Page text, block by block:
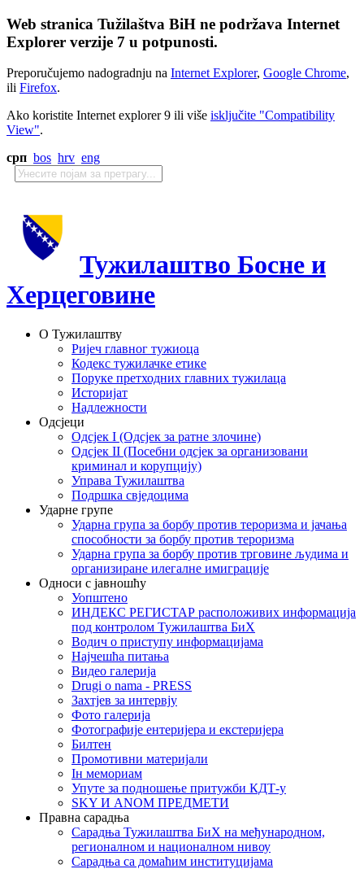
Web stranica Tužilaštva BiH ne podržava Internet
Explorer verzije 7 u potpunosti.
Preporučujemo nadogradnju na Internet Explorer, Google Chrome,
ili Firefox.
Ako koristite Internet explorer 9 ili više isključite "Compatibility
View".
срп bos hrv eng
Тужилаштво Босне и
Херцеговине
О Тужилаштву
Ријеч главног тужиоца
Кодекс тужилачке етике
Поруке претходних главних тужилаца
Историјат
Надлежности
Одсјеци
Одсјек I (Одсјек за ратне злочине)
Одсјек II (Посебни одсјек за организовани
криминал и корупцију)
Управа Тужилаштва
Подршка свједоцима
Ударне групе
Ударна група за борбу против тероризма и јачања
способности за борбу против тероризма
Ударна група за борбу против трговине људима и
организиране илегалне имиграције
Односи с јавношћу
Уопштено
ИНДЕКС РЕГИСТАР расположивих информација
под контролом Тужилаштва БиХ
Водич о приступу информацијама
Најчешћа питања
Видео галерија
Drugi o nama - PRESS
Захтјев за интервју
Фото галерија
Фотографије ентеријера и екстеријера
Билтен
Промотивни материјали
Iн мемориам
Упуте за подношење притужби КДТ-у
SKY И ANOM ПРЕДМЕТИ
Правна сарадња
Сарадња Тужилаштва БиХ на међународном,
регионалном и националном нивоу
Сарадња са домаћим институцијама